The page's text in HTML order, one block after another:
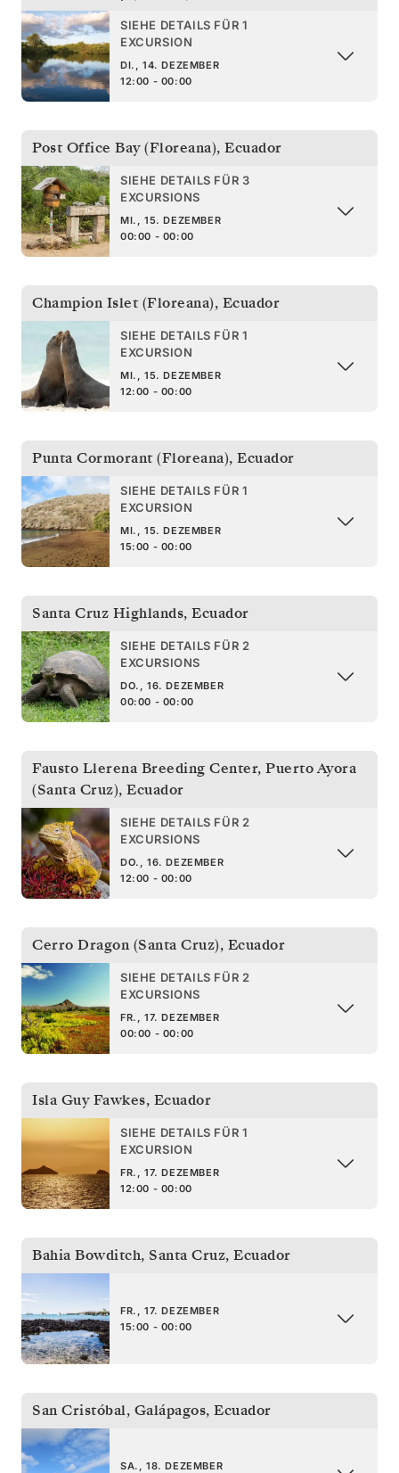
SIEHE DETAILS FÜR 1
EXCURSION
DI., 14. DEZEMBER
12:00 - 00:00
Post Office Bay (Floreana), Ecuador
SIEHE DETAILS FÜR 3
EXCURSIONS
MI., 15. DEZEMBER
00:00 - 00:00
Champion Islet (Floreana), Ecuador
SIEHE DETAILS FÜR 1
EXCURSION
MI., 15. DEZEMBER
12:00 - 00:00
Punta Cormorant (Floreana), Ecuador
SIEHE DETAILS FÜR 1
EXCURSION
MI., 15. DEZEMBER
15:00 - 00:00
Santa Cruz Highlands, Ecuador
SIEHE DETAILS FÜR 2
EXCURSIONS
DO., 16. DEZEMBER
00:00 - 00:00
Fausto Llerena Breeding Center, Puerto Ayora
(Santa Cruz), Ecuador
SIEHE DETAILS FÜR 2
EXCURSIONS
DO., 16. DEZEMBER
12:00 - 00:00
Cerro Dragon (Santa Cruz), Ecuador
SIEHE DETAILS FÜR 2
EXCURSIONS
FR., 17. DEZEMBER
00:00 - 00:00
Isla Guy Fawkes, Ecuador
SIEHE DETAILS FÜR 1
EXCURSION
FR., 17. DEZEMBER
12:00 - 00:00
Bahia Bowditch, Santa Cruz, Ecuador
FR., 17. DEZEMBER
15:00 - 00:00
San Cristóbal, Galápagos, Ecuador
SA., 18. DEZEMBER